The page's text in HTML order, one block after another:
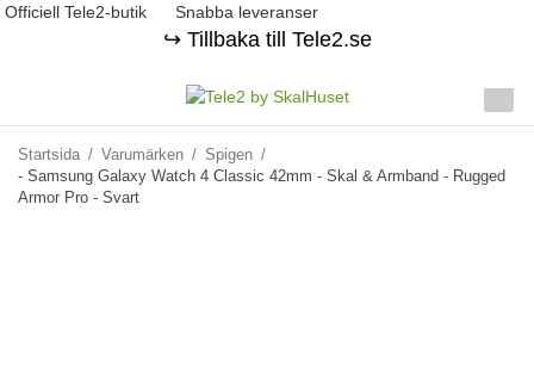
Officiell Tele2-butik Snabba leveranser
↪️ Tillbaka till Tele2.se
Startsida / Varumärken / Spigen /
- Samsung Galaxy Watch 4 Classic 42mm - Skal & Armband - Rugged
Armor Pro - Svart